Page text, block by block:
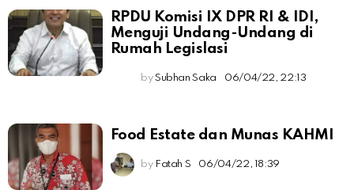
RPDU Komisi IX DPR RI & IDI,
Menguji Undang-Undang di
Rumah Legislasi
by Subhan Saka 06/04/22, 22:13
Food Estate dan Munas KAHMI
by Fatah S 06/04/22, 18:39